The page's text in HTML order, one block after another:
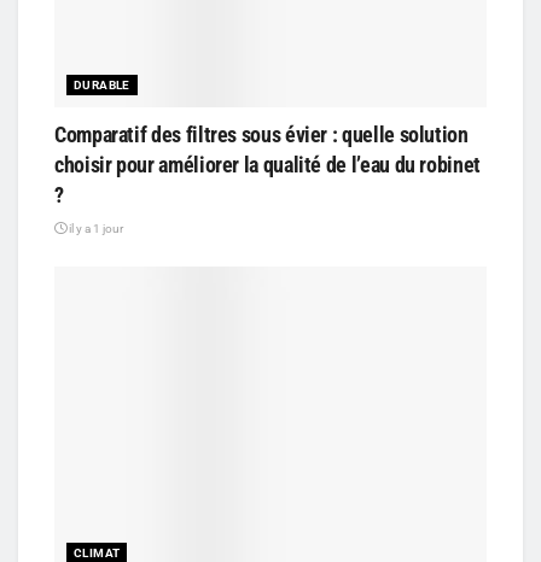
DURABLE
Comparatif des filtres sous évier : quelle solution
choisir pour améliorer la qualité de l’eau du robinet
?
il y a 1 jour
CLIMAT